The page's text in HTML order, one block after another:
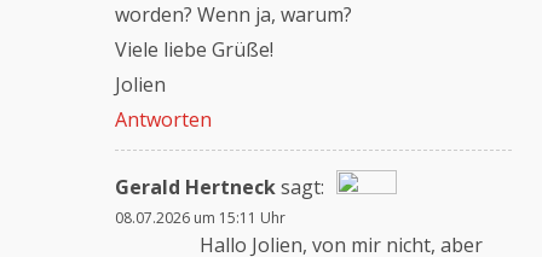
worden? Wenn ja, warum?
Viele liebe Grüße!
Jolien
Antworten
Gerald Hertnecksagt:
Das „Echte-Person“-Abzeichen!
08.07.2026 um 15:11 Uhr
Hallo Jolien, von mir nicht, aber